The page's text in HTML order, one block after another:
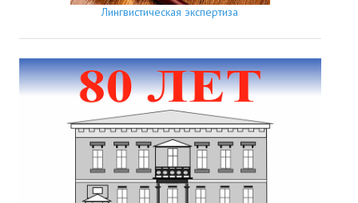
Лингвистическая экспертиза